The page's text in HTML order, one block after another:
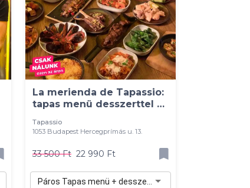
La merienda de Tapassio:
tapas menü desszerttel 2
Tapassio
1053 Budapest Hercegprímás u. 13.
33 500 Ft 22 990 Ft